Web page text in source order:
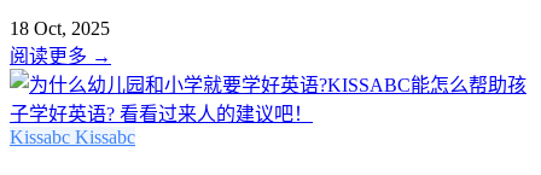
18 Oct, 2025
阅读更多 →
Kissabc Kissabc